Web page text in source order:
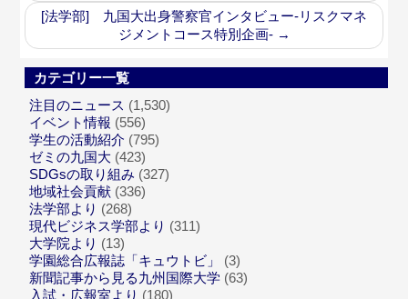
[法学部] 九国大出身警察官インタビュー-リスクマネ
ジメントコース特別企画- →
カテゴリー一覧
注目のニュース (1,530)
イベント情報 (556)
学生の活動紹介 (795)
ゼミの九国大 (423)
SDGsの取り組み (327)
地域社会貢献 (336)
法学部より (268)
現代ビジネス学部より (311)
大学院より (13)
学園総合広報誌「キュウトビ」
(3)
新聞記事から見る九州国際大学 (63)
入試・広報室より (180)